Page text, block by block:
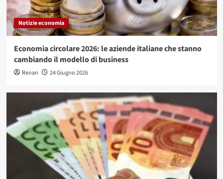
Notizie economia
Economia circolare 2026: le aziende italiane che stanno
cambiando il modello di business
Renan 24 Giugno 2026